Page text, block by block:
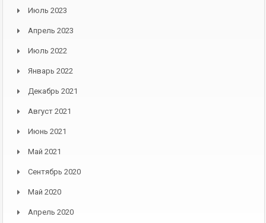
Июль 2023
Апрель 2023
Июль 2022
Январь 2022
Декабрь 2021
Август 2021
Июнь 2021
Май 2021
Сентябрь 2020
Май 2020
Апрель 2020